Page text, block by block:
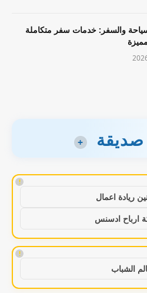
والسفر: خدمات سفر متكاملة
صديقة +
!
ريادة اعمال
ارباح ادسنس
!
الشباب